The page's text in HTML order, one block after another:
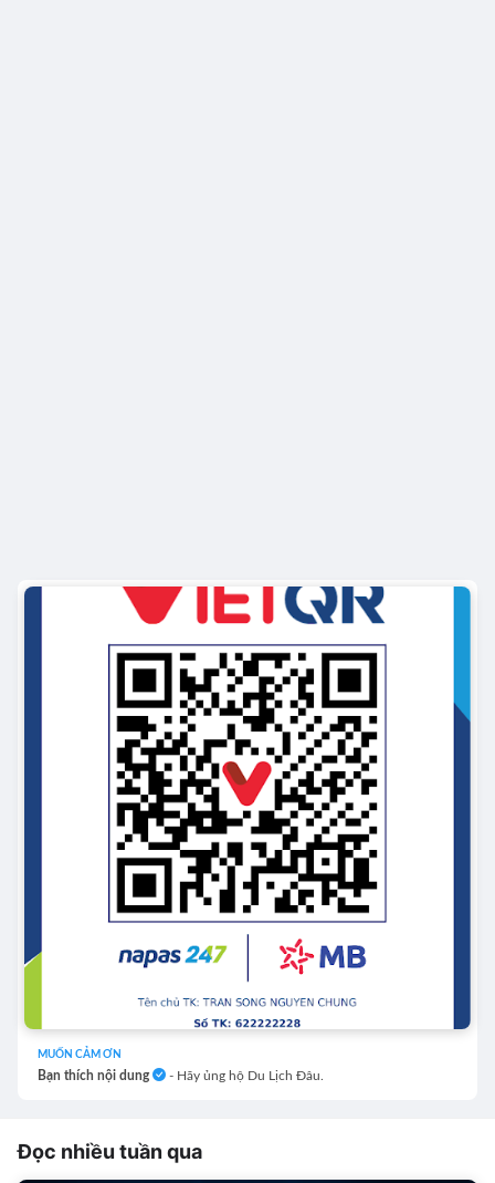
MUỐN CẢM ƠN
Bạn thích nội dung - Hãy ủng hộ Du Lịch Đâu.
Đọc nhiều tuần qua